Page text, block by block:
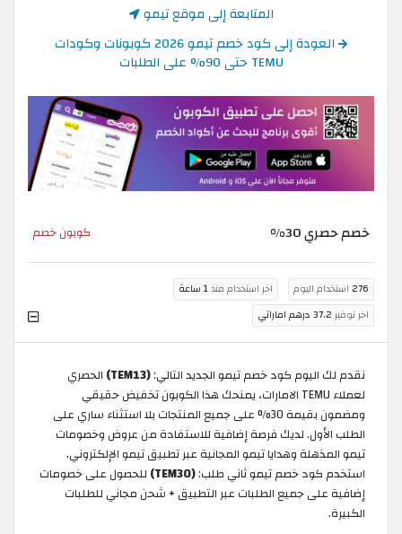
المتابعة إلى موقع تيمو
العودة إلى كود خصم تيمو 2026 كوبونات وكودات
TEMU حتى 90% على الطلبات
خصم حصري 30% كوبون خصم
276 استخدام اليوم اخر استخدام منذ1 ساعة
اخر توفير 37.2 درهم اماراتي
نقدم لك اليوم كود خصم تيمو الجديد التالي:(TEM13)
الحصري
لعملاء TEMU الامارات، يمنحك هذا الكوبون تخفيض حقيقي
ومضمون بقيمة 30% على جميع المنتجات بلا استثناء ساري على
الطلب الأول. لديك فرصة إضافية للاستفادة من عروض وخصومات
تيمو المذهلة وهدايا تيمو المجانية عبر تطبيق تيمو الإلكتروني.
استخدم كود خصم تيمو ثاني طلب:(TEM30)
للحصول على خصومات
إضافية على جميع الطلبات عبر التطبيق + شحن مجاني للطلبات
الكبيرة.